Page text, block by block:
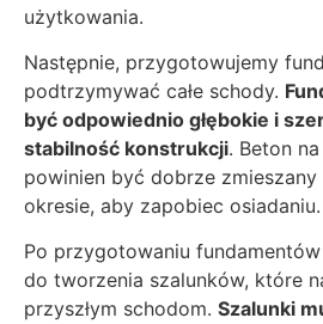
użytkowania.
Następnie, przygotowujemy
podtrzymywać całe schody.
być odpowiednio głębokie i
stabilność konstrukcji. Beton
powinien być dobrze
okresie, aby zapobiec osiadaniu.
Po przygotowaniu
do tworzenia szalunków, które
przyszłym schodom. Szalunki